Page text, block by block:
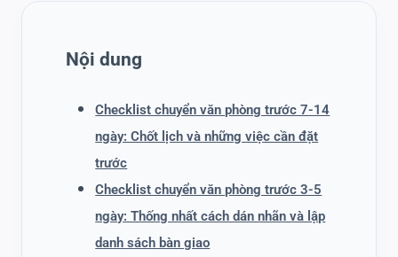
Nội dung
Checklist chuyển văn phòng trước 7-14
ngày: Chốt lịch và những việc cần đặt
trước
Checklist chuyển văn phòng trước 3-5
ngày: Thống nhất cách dán nhãn và lập
danh sách bàn giao